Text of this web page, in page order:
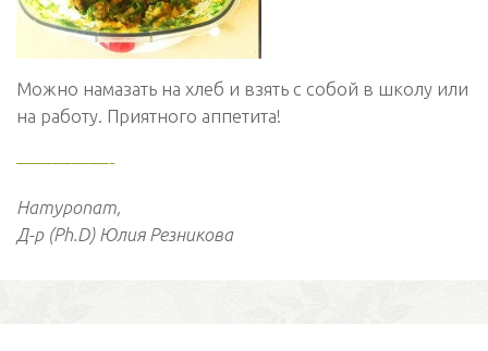
Можно намазать на хлеб и взять с собой в школу или
на работу. Приятного аппетита!
—————-
Натуропат,
Д-р (Ph.D) Юлия Резникова